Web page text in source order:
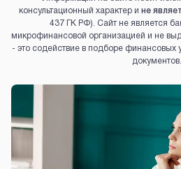
консультационный характер и не
437 ГК РФ). Сайт не является
микрофинансовой организацией и не
- это содействие в подборе
документов.